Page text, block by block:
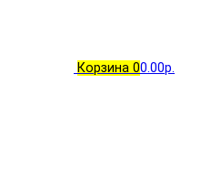
Корзина 00.00р.